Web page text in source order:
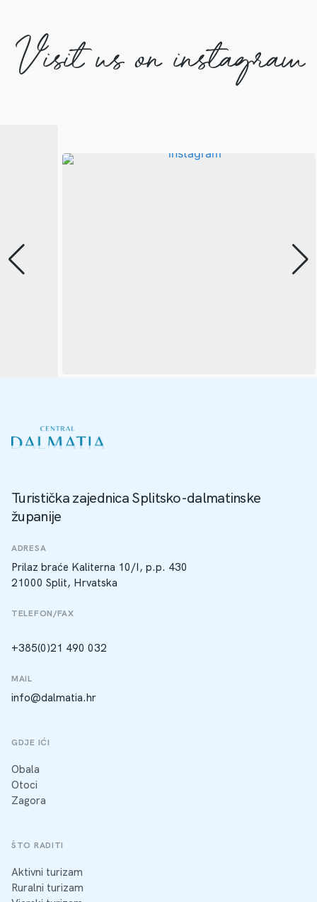
Visit us on instagram
Turistička zajednica Splitsko-dalmatinske
županije
ADRESA
Prilaz braće Kaliterna 10/I, p.p. 430
21000 Split, Hrvatska
TELEFON/FAX
+385(0)21 490 032
MAIL
info@dalmatia.hr
GDJE IĆI
Obala
Otoci
Zagora
ŠTO RADITI
Aktivni turizam
Ruralni turizam